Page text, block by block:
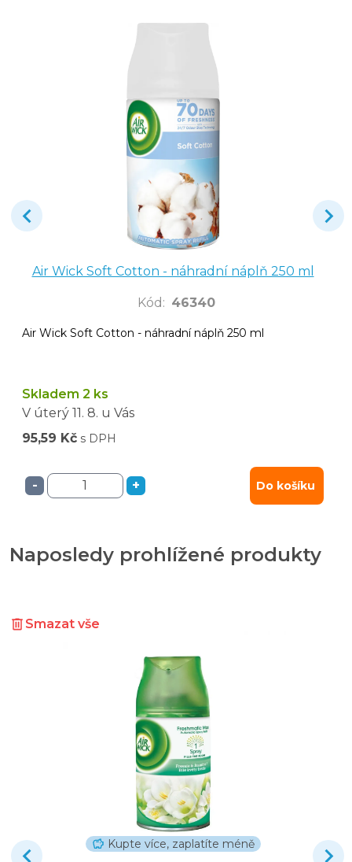
Air Wick Soft Cotton - náhradní náplň 250 ml
Kód : 46340
Air Wick Soft Cotton - náhradní náplň 250 ml
Skladem 2 ks
V úterý 11. 8. u Vás
95,59 Kč s DPH
- + Do košíku
Naposledy prohlížené produkty
Smazat vše
Kupte více, zaplatíte méně